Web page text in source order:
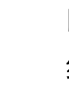
内
线